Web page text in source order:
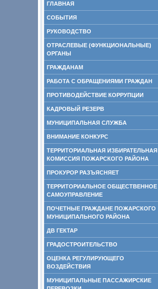
ГЛАВНАЯ
СОБЫТИЯ
РУКОВОДСТВО
ОТРАСЛЕВЫЕ (ФУНКЦИОНАЛЬНЫЕ)
ОРГАНЫ
ГРАЖДАНАМ
РАБОТА С ОБРАЩЕНИЯМИ ГРАЖДАН
ПРОТИВОДЕЙСТВИЕ КОРРУПЦИИ
КАДРОВЫЙ РЕЗЕРВ
МУНИЦИПАЛЬНАЯ СЛУЖБА
ВНИМАНИЕ КОНКУРС
ТЕРРИТОРИАЛЬНАЯ ИЗБИРАТЕЛЬНАЯ
КОМИССИЯ ПОЖАРСКОГО РАЙОНА
ПРОКУРОР РАЗЪЯСНЯЕТ
ТЕРРИТОРИАЛЬНОЕ ОБЩЕСТВЕННОЕ
САМОУПРАВЛЕНИЕ
ПОЧЕТНЫЕ ГРАЖДАНЕ ПОЖАРСКОГО
МУНИЦИПАЛЬНОГО РАЙОНА
ДВ ГЕКТАР
ГРАДОСТРОИТЕЛЬСТВО
ОЦЕНКА РЕГУЛИРУЮЩЕГО
ВОЗДЕЙСТВИЯ
МУНИЦИПАЛЬНЫЕ ПАССАЖИРСКИЕ